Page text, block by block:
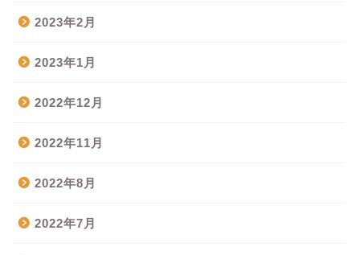
2023年2月
2023年1月
2022年12月
2022年11月
2022年8月
2022年7月